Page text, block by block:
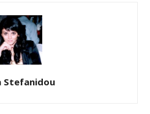
Stefanidou